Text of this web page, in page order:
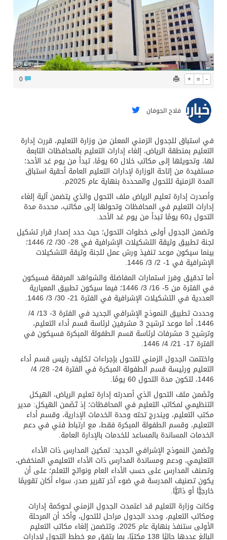
محافظ عفيف يؤدي صلاة عيد الأضحى
+ = -
فلاح الجوفان
في استباق للجدول الزمني المعلن من وزارة التعليم، قررت إدارة
التعليم بمنطقة الرياض، إلغاء إدارات التعليم بالمحافظات التابعة
لها، وتحويلها إلى مكاتب خلال 60 يومًا، تبدأ من يوم غد الأحد؛
مستفيدة من إتاحة الوزارة لإدارات التعليم العامة أحقية استباق
المدة الزمنية للتحول والمحددة بنهاية عام 2025م.
وأصدرت إدارة تعليم الرياض ملف التحول والذي يتضمن آلية إلغاء
إدارات التعليم في المحافظات وتحولها إلى مكاتب، محددة مدة
التحول بـ60 يومًا تبدأ من يوم غد الأحد.
وتضمن الجدول أولى خطوات التحول؛ حيث حدد إصدار قرار تشكيل
لجنة تطبيق وثيقة التشكيلات الإشرافية في 28- 30/ 2/ 1446؛
بينما سيكون موعد تنفيذ ورش عمل للجنة وثيقة التشكيلات
الإشرافية في 1- 2/ 3/ 1446.
أما تدقيق وفرز استمارات المفاضلة والشواهد المرفقة فسيكون
في الفترة من 5- 16/ 3/ 1446؛ فيما سيكون تطبيق المعيارية
العددية في التشكيلات الإشرافية في الفترة 21- 30/ 3/ 1446.
وحددت تطبيق النموذج الإشرافي الجديد في الفترة 3- 13/ 4/
1446، أما موعد ترشيح 3 مشرفين لرئاسة قسم أداء التعليم،
وترشيح 3 مشرفات لرئاسة قسم الطفولة المبكرة فسيكون في
الفترة 17- 21/ 4/ 1446.
واختتمت الجدول الزمني للتحول بإجراءات تكليف رئيس قسم أداء
التعليم ورئيسة قسم الطفولة المبكرة في الفترة 24- 28/ 4/
1446، لتكون مدة التحول 60 يومًا.
وتَضَمن ملف التحول الذي أصدرته إدارة تعليم الرياض، الهيكل
التنظيمي لمكاتب التعليم في المحافظات؛ إذ تَضَمن الهيكل: مدير
مكتب التعليم، ويندرج تحته وحدة الخدمات الإدارية، وقسم أداء
التعليم، وقسم الطفولة المبكرة فقط، مع ارتباط فني في دعم
الخدمات المساندة بالمساعد للخدمات بالإدارة العامة.
وتَضمن النموذج الإشرافي الجديد: تمكين المدارس ذات الأداء
التعليمي، ودعم ومساندة المدارس ذات الأداء التعليمي المنخفض،
وتصنف المدارس على حسب الأداء العام ونواتج التعلم؛ على أن
يكون تصنيف المدرسة في ضوء آخر تقرير صدر، سواء أكان تقويمًا
خارجيًّا أو ذاتيًّا.
وكانت وزارة التعليم قد اعتمدت الجدول الزمني لحوكمة إدارات
ومكاتب التعليم، وحدد الجدول مراحل للتحول، وأكد أن المرحلة
الأولى ستنفذ بنهاية عام 2025، وتتضمن إلغاء مكاتب التعليم
البالغ عددها حاليًا 138 مكتبًا، بما يتفق مع خطط التحول لإدارات